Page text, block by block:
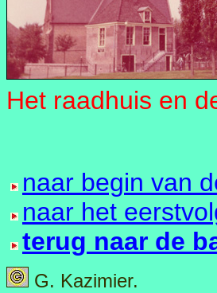
Het raadhuis en
naar begin van
naar het
terug naar de
G. Kazimier.